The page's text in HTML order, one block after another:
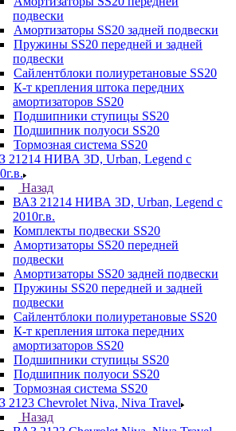
подвески
Амортизаторы SS20 задней подвески
Пружины SS20 передней и задней
подвески
Сайлентблоки полиуретановые SS20
К-т крепления штока передних
амортизаторов SS20
Подшипники ступицы SS20
Подшипник полуоси SS20
Тормозная система SS20
21214 НИВА 3D, Urban, Legend c
Назад
ВАЗ 21214 НИВА 3D, Urban, Legend c
2010г.в.
Комплекты подвески SS20
Амортизаторы SS20 передней
подвески
Амортизаторы SS20 задней подвески
Пружины SS20 передней и задней
подвески
Сайлентблоки полиуретановые SS20
К-т крепления штока передних
амортизаторов SS20
Подшипники ступицы SS20
Подшипник полуоси SS20
Тормозная система SS20
2123 Chevrolet Niva, Niva Travel
Назад